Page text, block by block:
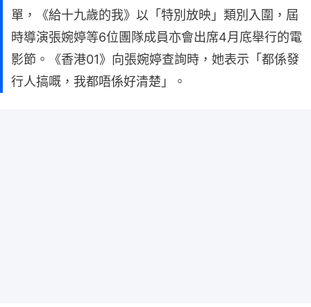
單，《給十九歲的我》以「特別放映」類別入圍，屆
時導演張婉婷等6位團隊成員亦會出席4月底舉行的電
影節。《香港01》向張婉婷查詢時，她表示「都係發
行人搞嘅，我都唔係好清楚」。